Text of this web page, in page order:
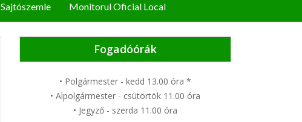
Sajtószemle Monitorul Oficial Local
Fogadóórák
• Polgármester - kedd 13.00 óra *
• Alpolgármester - csütörtök 11.00 óra
• Jegyző - szerda 11.00 óra